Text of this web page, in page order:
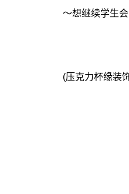
～想继续学生
(压克力杯缘装